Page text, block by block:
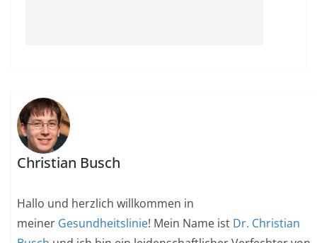
Christian Busch
Hallo und herzlich willkommen in
meiner Gesundheitslinie! Mein Name ist Dr. Christian